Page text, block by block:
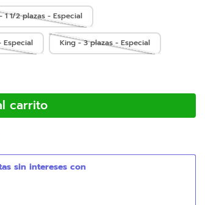
1 1/2 plazas - Especial
Especial King - 3 plazas - Especial
carrito